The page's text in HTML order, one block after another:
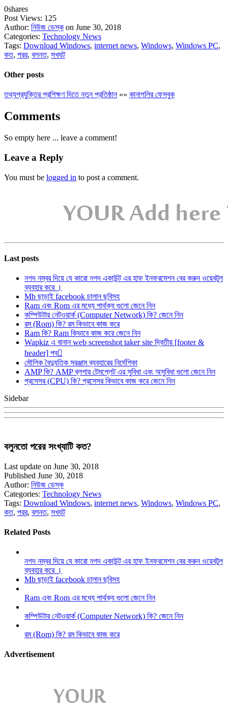
0shares
Post Views: 125
Author: নিউজ ডেস্ক on June 30, 2018
Categories: Technology News
Tags: Download Windows, internet news, Windows, Windows PC,
কত, পরর, বলনত, সখযট
Other posts
তথ্যপ্রযুক্তির প্রশিক্ষণ দিতে নতুন প্রতিষ্ঠান«» কানাগলির ফেসবুক
Comments
So empty here ... leave a comment!
Leave a Reply
You must be logged in to post a comment.
Last posts
নগদ নম্বর দিয়ে যে কারো নগদ একাউন্ট এর হাফ ইনফরমেশন বের করুন ওয়েবটুল
ব্যবহার করে ।
Mb ছাড়াই facebook চালান ছবিসহ
Ram এবং Rom এর মধ্যে পার্থক্য গুলো জেনে নিন
কম্পিউটার নেটওয়ার্ক (Computer Network) কি? জেনে নিন
রম (Rom) কি? রম কিভাবে কাজ করে
Ram কি? Ram কিভাবে কাজ করে জেনে নিন
Wapkiz এ বানান web screenshot taker site দ্বিতীয় [footer &
header] পব
মৌলিক বৈদ্যুতিক সরঞ্জাম ব্যবহারের নির্দেশিকা
AMP কি? AMP ব্লগার টেমপ্লেট এর সুবিধা এবং অসুবিধা গুলো জেনে নিন
প্রসেসর (CPU) কি? প্রসেসর কিভাবে কাজ করে জেনে নিন
Sidebar
বলুনতো পরের সংখ্যাটি কত?
Last update on June 30, 2018
Published June 30, 2018
Author: নিউজ ডেস্ক
Categories: Technology News
Tags: Download Windows, internet news, Windows, Windows PC,
কত, পরর, বলনত, সখযট
Related Posts
নগদ নম্বর দিয়ে যে কারো নগদ একাউন্ট এর হাফ ইনফরমেশন বের করুন ওয়েবটুল
ব্যবহার করে ।
Mb ছাড়াই facebook চালান ছবিসহ
Ram এবং Rom এর মধ্যে পার্থক্য গুলো জেনে নিন
কম্পিউটার নেটওয়ার্ক (Computer Network) কি? জেনে নিন
রম (Rom) কি? রম কিভাবে কাজ করে
Advertisement